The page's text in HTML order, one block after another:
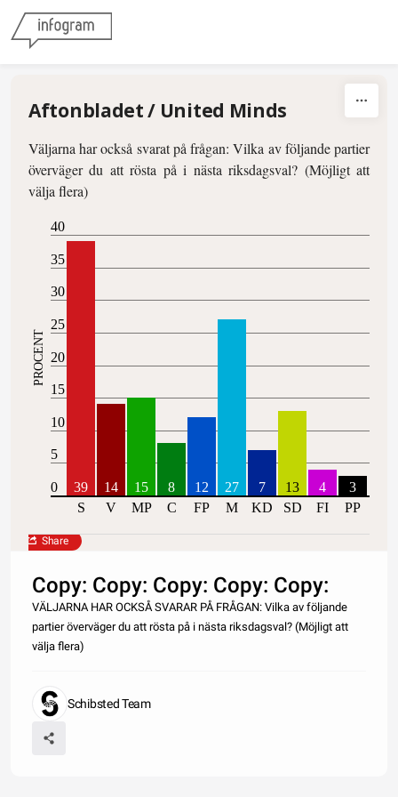
Aftonbladet / United Minds
Väljarna har också svarat på frågan: Vilka av följande partier
överväger du att rösta på i nästa riksdagsval? (Möjligt att
välja flera)
40
35
30
25
20
15
10
5
0
S
V MP C FP M KD SD FI PP
39 14 15 8 12 27 7 13 4 3
PROCENT
Share
Copy: Copy: Copy: Copy: Copy:
VÄLJARNA HAR OCKSÅ SVARAR PÅ FRÅGAN: Vilka av följande
partier överväger du att rösta på i nästa riksdagsval? (Möjligt att
välja flera)
Schibsted Team